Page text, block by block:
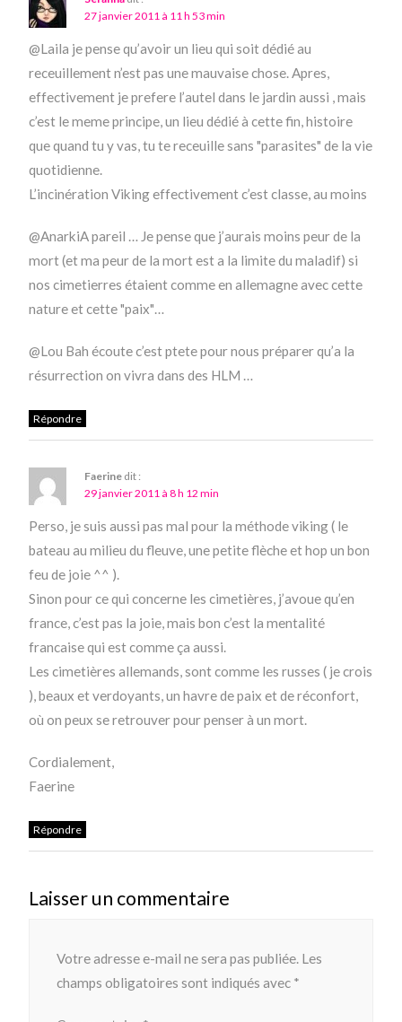
27 janvier 2011 à 11 h 53 min
@Laila je pense qu’avoir un lieu qui soit dédié au
receuillement n’est pas une mauvaise chose. Apres,
effectivement je prefere l’autel dans le jardin aussi , mais
c’est le meme principe, un lieu dédié à cette fin, histoire
que quand tu y vas, tu te receuille sans "parasites" de la vie
quotidienne.
L’incinération Viking effectivement c’est classe, au moins
@AnarkiA pareil … Je pense que j’aurais moins peur de la
mort (et ma peur de la mort est a la limite du maladif) si
nos cimetierres étaient comme en allemagne avec cette
nature et cette "paix"…
@Lou Bah écoute c’est ptete pour nous préparer qu’a la
résurrection on vivra dans des HLM …
Répondre
Faerine dit :
29 janvier 2011 à 8 h 12 min
Perso, je suis aussi pas mal pour la méthode viking ( le
bateau au milieu du fleuve, une petite flèche et hop un bon
feu de joie ^^ ).
Sinon pour ce qui concerne les cimetières, j’avoue qu’en
france, c’est pas la joie, mais bon c’est la mentalité
francaise qui est comme ça aussi.
Les cimetières allemands, sont comme les russes ( je crois
), beaux et verdoyants, un havre de paix et de réconfort,
où on peux se retrouver pour penser à un mort.
Cordialement,
Faerine
Répondre
Laisser un commentaire
Votre adresse e-mail ne sera pas publiée. Les
champs obligatoires sont indiqués avec *